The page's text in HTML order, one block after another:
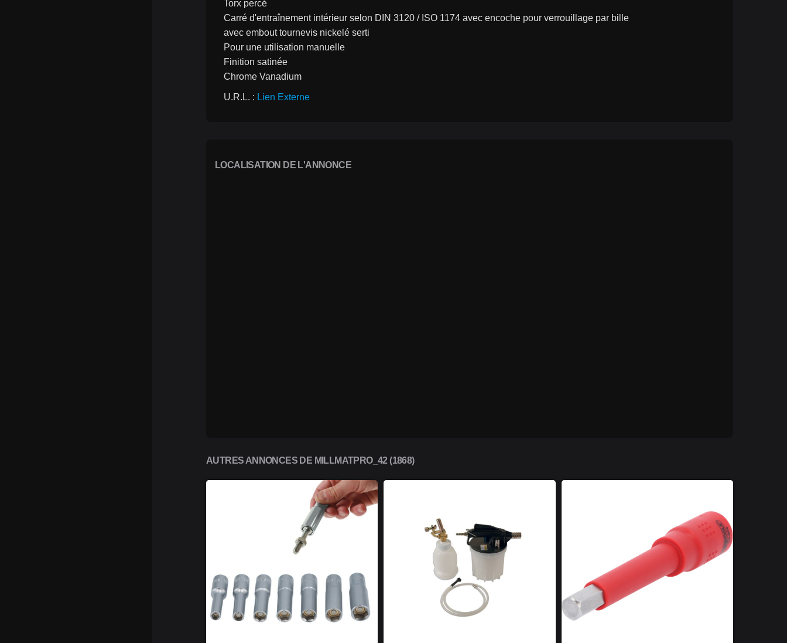
Torx percé
Carré d'entraînement intérieur selon DIN 3120 / ISO 1174 avec encoche pour verrouillage par bille
avec embout tournevis nickelé serti
Pour une utilisation manuelle
Finition satinée
Chrome Vanadium
U.R.L. : Lien Externe
LOCALISATION DE L'ANNONCE
AUTRES ANNONCES DE MILLMATPRO_42 (1868)